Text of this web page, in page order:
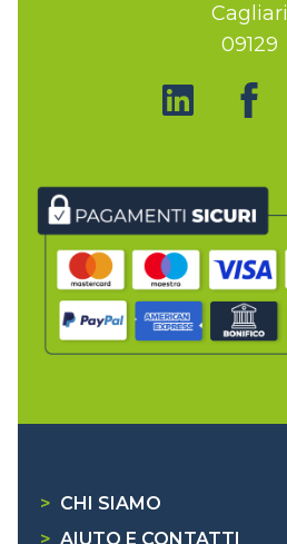
Cagliari
09129
> CHI SIAMO
> AIUTO E CONTATTI